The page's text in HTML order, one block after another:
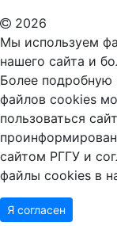
2026
Мы используем
нашего сайта и
Более
файлов cookies
пользоваться
сайтом РГГУ и
файлы cookies в
Я согласен